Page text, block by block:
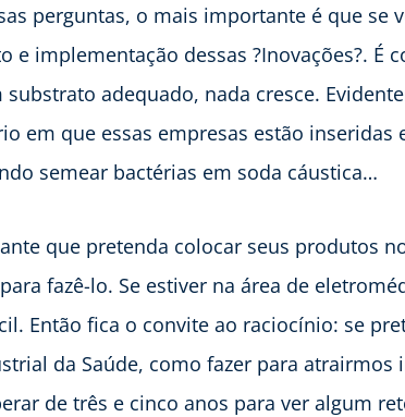
perguntas, o mais importante é que se
e implementação dessas ?Inovações?. É
adequado, nada cresce.
em que essas empresas estão
semear bactérias em soda cáustica…
que pretenda colocar seus produtos
fazê-lo. Se estiver na área de
Então fica o convite ao raciocínio: se
da Saúde, como fazer para atrairmos
de três e cinco anos para ver algum